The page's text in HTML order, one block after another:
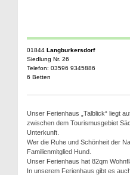
01844Langburkersdorf
Siedlung Nr. 26
Telefon: 03596 9345886
6 Betten
Unser Ferienhaus „Talblick“ liegt
zwischen dem Tourismusgebiet
Unterkunft.
Wer die Ruhe und Schönheit der
Familienmitglied Hund.
Unser Ferienhaus hat 82qm
In unserem Ferienhaus gibt es